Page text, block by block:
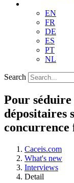
EN
FR
DE
ES
PT
NL
Search
Pour
dépositaires
concurrence
Caceis.com
What's new
Interviews
Detail